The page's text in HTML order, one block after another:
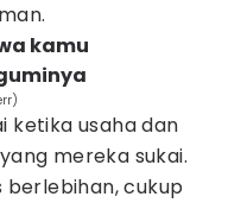
kamu
ketika usaha dan
mereka sukai.
berlebihan, cukup